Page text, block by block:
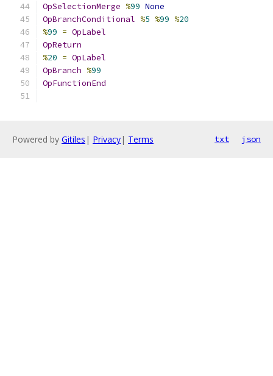
OpSelectionMerge %99 None
OpBranchConditional %5 %99 %20
%99 = OpLabel
OpReturn
%20 = OpLabel
OpBranch %99
OpFunctionEnd
Powered by Gitiles | Privacy| Terms txt json